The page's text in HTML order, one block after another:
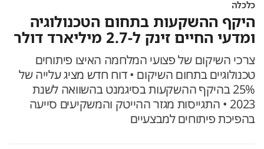
כלכלה
היקף ההשקעות בתחום הטכנולוגיה
ומדעי החיים זינק ל-2.7 מיליארד דולר
צרכי השיקום של פצועי המלחמה האיצו פיתוחים
טכנולוגיים בתחום השיקום • דוח חדש מציג עלייה של
25% בהיקף ההשקעות בסיגמנט בהשוואה לשנת
2023 • התגייסות מגזר ההייטק והמשקיעים סייעה
בהפיכת פיתוחים למבצעיים